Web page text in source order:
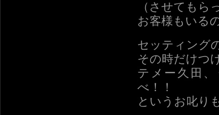
（させてもら
お客様もいる
セッティング
その時だけつ
テメー久田
べ！！
というお叱り